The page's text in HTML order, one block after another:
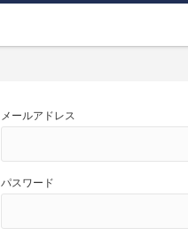
メールアドレス
パスワード